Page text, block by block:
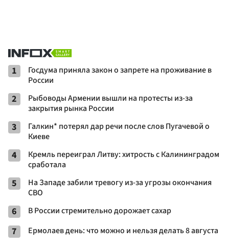
1
Госдума приняла закон о запрете на проживание в
России
2
Рыбоводы Армении вышли на протесты из-за
закрытия рынка России
3
Галкин* потерял дар речи после слов Пугачевой о
Киеве
4
Кремль переиграл Литву: хитрость с Калининградом
сработала
5
На Западе забили тревогу из-за угрозы окончания
СВО
6 В России стремительно дорожает сахар
7 Ермолаев день: что можно и нельзя делать 8 августа